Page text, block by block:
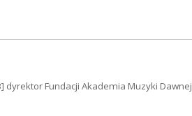
dyrektor Fundacji Akademia Muzyki Dawnej